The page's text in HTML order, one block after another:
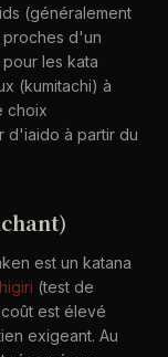
(généralement
d'un
les kata
(kumitachi) à
choix
d'iaido à partir du
est un katana
(test de
est élevé
exigeant. Au